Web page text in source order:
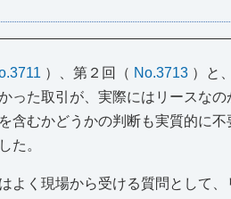
）、第２回（ No.3713 ）と
った取引が、実際にはリースな
含むかどうかの判断も実質的に
た。
よく現場から受ける質問として